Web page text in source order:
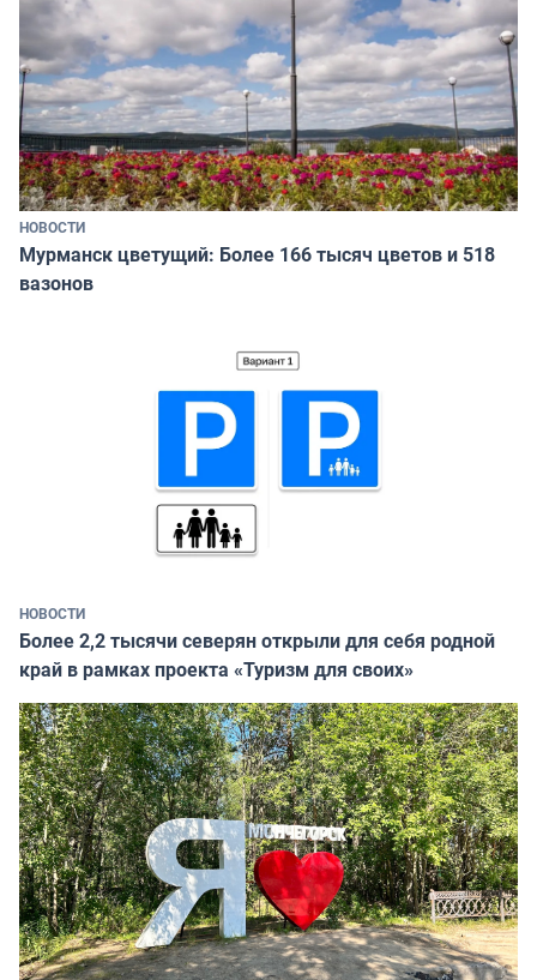
НОВОСТИ
Мурманск цветущий: Более 166 тысяч цветов и 518
вазонов
НОВОСТИ
Более 2,2 тысячи северян открыли для себя родной
край в рамках проекта «Туризм для своих»